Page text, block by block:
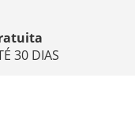
30 DIAS